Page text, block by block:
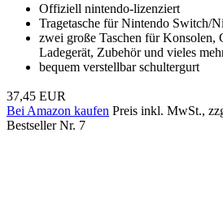
Offiziell nintendo-lizenziert
Tragetasche für Nintendo Switch/
zwei große Taschen für Konsolen,
Ladegerät, Zubehör und vieles
bequem verstellbar schultergurt
37,45 EUR
Bei Amazon kaufen Preis inkl. MwSt.,
Bestseller Nr. 7